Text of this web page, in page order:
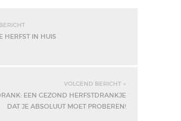
HERFST IN HUIS
VOLGEND BERICHT »
EEN GEZOND HERFSTDRANKJE
DAT JE ABSOLUUT MOET PROBEREN!